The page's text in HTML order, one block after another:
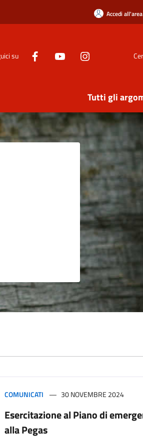
Accedi
su
Tutti gli
COMUNICATI 30 NOVEMBRE 2024
Esercitazione al Piano di
alla Pegas